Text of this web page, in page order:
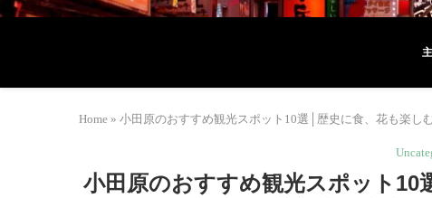
Home » 小田原のおすすめ観光スポット10選│歴史に食、花も楽し
小田原のおすすめ観光スポット10